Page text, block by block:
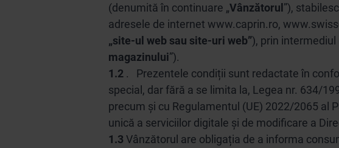
(denumită în continuare „Vânzătorul”),
adresele de internet www.caprin.ro,
„site-ul web sau site-uri web”), prin
magazinului”).
1.2 . Prezentele condiții sunt redactate în
special, dar fără a se limita la, Legea nr. 634/
precum și cu Regulamentul (UE) 2022/2065 al
unică a serviciilor digitale și de modificare a
1.3 Vânzătorul are obligația de a informa